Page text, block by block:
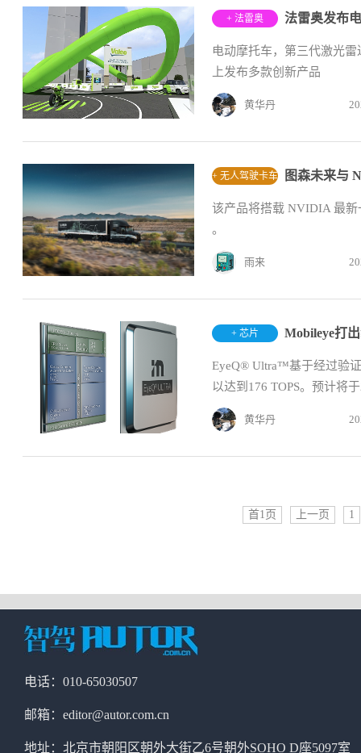
+ 法雷奥
电动摩托车，第三代激光
上发布多款创新产品
黄华丹
+ 无人驾驶卡车 图森未来与
该产品将搭载 NVIDIA 最
。
雨来
+ 芯片
EyeQ® Ultra™基于经过验
以达到176 TOPS。预计将
黄华丹
首1页 上一页 1
电话：010-65030507
邮箱：editor@autor.com.cn
地址：北京市朝阳区朝外大街乙6号朝外SOHO D座5097室